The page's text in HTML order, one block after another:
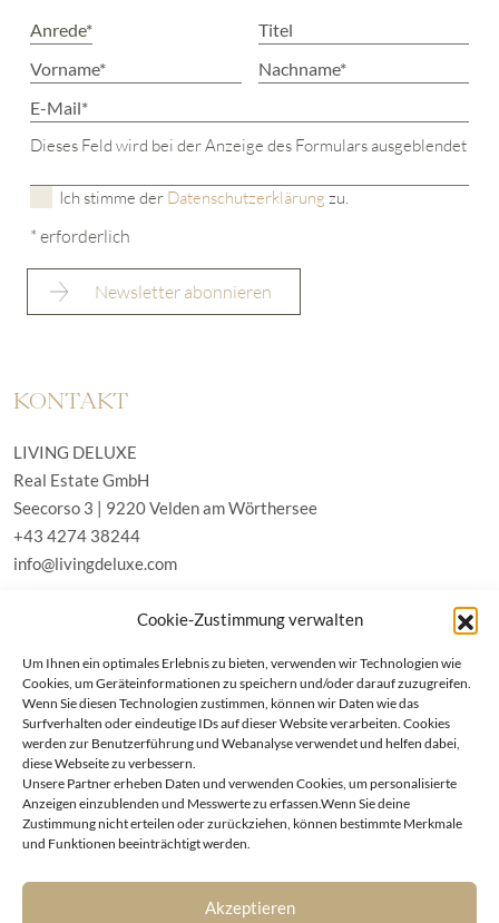
Cookie-Zustimmung verwalten
Um Ihnen ein optimales Erlebnis zu bieten, verwenden wir Technologien wie
Cookies, um Geräteinformationen zu speichern und/oder darauf zuzugreifen.
Wenn Sie diesen Technologien zustimmen, können wir Daten wie das
Surfverhalten oder eindeutige IDs auf dieser Website verarbeiten. Cookies
werden zur Benutzerführung und Webanalyse verwendet und helfen dabei,
diese Webseite zu verbessern.
Unsere Partner erheben Daten und verwenden Cookies, um personalisierte
Anzeigen einzublenden und Messwerte zu erfassen.Wenn Sie deine
Zustimmung nicht erteilen oder zurückziehen, können bestimmte Merkmale
und Funktionen beeinträchtigt werden.
Akzeptieren
Dieses Feld wird bei der Anzeige des Formulars ausgeblendet
Ich stimme der Datenschutzerklärung zu.
* erforderlich
KONTAKT
LIVING DELUXE
Real Estate GmbH
Seecorso 3 | 9220 Velden am Wörthersee
+43 4274 38244
info@livingdeluxe.com
Real Estate GmbH
Schäfflerstraße 3 | 80333 München
IMMOBILIEN
Wörthersee
Wien
AGB